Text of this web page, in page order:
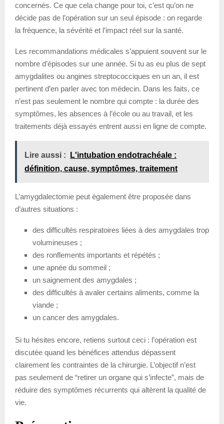
concernés. Ce que cela change pour toi, c’est qu’on ne
décide pas de l’opération sur un seul épisode : on regarde
la fréquence, la sévérité et l’impact réel sur la santé.
Les recommandations médicales s’appuient souvent sur le
nombre d’épisodes sur une année. Si tu as eu plus de sept
amygdalites ou angines streptococciques en un an, il est
pertinent d’en parler avec ton médecin. Dans les faits, ce
n’est pas seulement le nombre qui compte : la durée des
symptômes, les absences à l’école ou au travail, et les
traitements déjà essayés entrent aussi en ligne de compte.
Lire aussi :
L'intubation endotrachéale :
définition, cause, symptômes, traitement
L’amygdalectomie peut également être proposée dans
d’autres situations :
des difficultés respiratoires liées à des amygdales trop
volumineuses ;
des ronflements importants et répétés ;
une apnée du sommeil ;
un saignement des amygdales ;
des difficultés à avaler certains aliments, comme la
viande ;
un cancer des amygdales.
Si tu hésites encore, retiens surtout ceci : l’opération est
discutée quand les bénéfices attendus dépassent
clairement les contraintes de la chirurgie. L’objectif n’est
pas seulement de “retirer un organe qui s’infecte”, mais de
réduire des symptômes récurrents qui altèrent la qualité de
vie.